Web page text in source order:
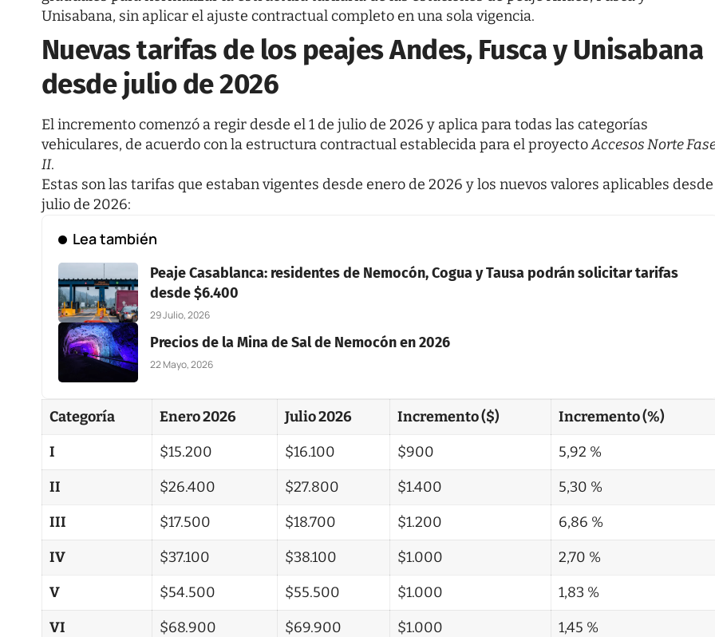
Unisabana, sin aplicar el ajuste contractual completo en una sola vigencia.
Nuevas tarifas de los peajes Andes, Fusca y Unisabana
desde julio de 2026
El incremento comenzó a regir desde el 1 de julio de 2026 y aplica para todas las categorías
vehiculares, de acuerdo con la estructura contractual establecida para el proyectoAccesos Norte
II.
Estas son las tarifas que estaban vigentes desde enero de 2026 y los nuevos valores aplicables desde
julio de 2026:
Lea también
Peaje Casablanca: residentes de Nemocón, Cogua y Tausa podrán solicitar tarifas
desde $6.400
29 Julio, 2026
Precios de la Mina de Sal de Nemocón en 2026
22 Mayo, 2026
Categoría Enero 2026 Julio 2026 Incremento ($)
Incremento (%)
I
$15.200 $16.100 $900
5,92 %
II
$26.400 $27.800 $1.400
5,30 %
III
$17.500 $18.700 $1.200
6,86 %
IV
$37.100 $38.100 $1.000
2,70 %
V
$54.500 $55.500 $1.000
1,83 %
VI
$68.900 $69.900 $1.000
1,45 %